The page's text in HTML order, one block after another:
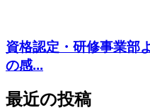
資格認定・研修事業
の感...
最近の投稿